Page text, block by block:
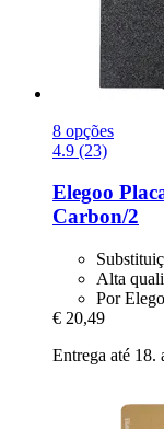
8 opções
4.9 (23)
Elegoo
Carbon/2
Alta
Por
€ 20,49
Entrega até 18.